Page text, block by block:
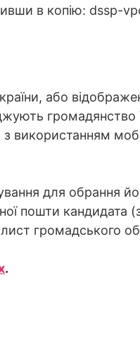
в копію: dssp-
або
використанням
для обрання
пошти кандидата
громадського
.